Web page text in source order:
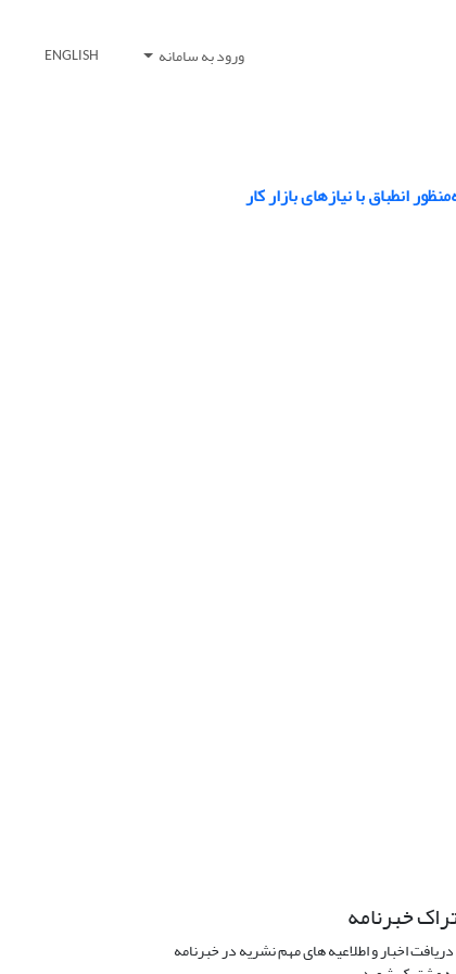
ورود به سامانه ENGLISH
انطباق با نیازهای بازار کار
خبرنامه
اخبار و اطلاعیه های مهم نشریه در خبرنامه